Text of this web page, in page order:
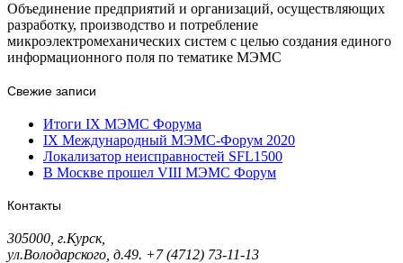
Объединение предприятий и организаций, осуществляющих
разработку, производство и потребление
микроэлектромеханических систем с целью создания единого
информационного поля по тематике МЭМС
Свежие записи
Итоги IX МЭМС Форума
IX Международный МЭМС-Форум 2020
Локализатор неисправностей SFL1500
В Москве прошел VIII МЭМС Форум
Контакты
305000, г.Курск,
ул.Володарского, д.49. +7 (4712) 73-11-13